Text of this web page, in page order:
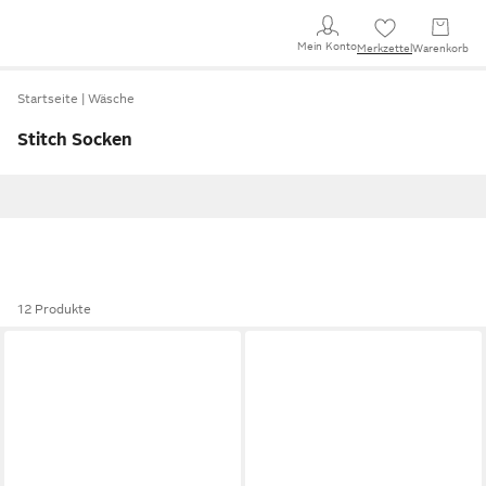
Mein KontoMerkzettel Warenkorb
Startseite Wäsche
Stitch Socken
12 Produkte